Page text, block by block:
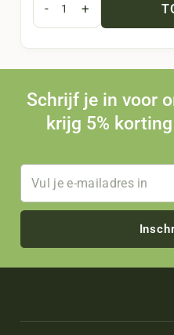
- +
Schrijf je in voor
krijg 5%